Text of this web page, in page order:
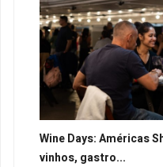
Wine Days: Américas
vinhos, gastro...